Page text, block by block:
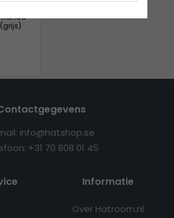
info@hatshop.se
+31 70 808 01 45
Informatie
Over Hatroom.nl